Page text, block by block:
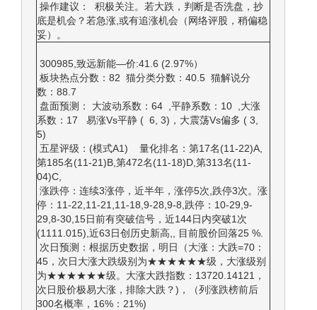
操作建议： 积极关注。若大跌，判断是否洗盘，抄
底是机会？若急涨,或有追涨机会（网络评股，稍偏稳
妥）。
300985,致远新能—价:41.6 (2.97%）
板块热点分数：82 猫分类分数：40.5 猫解说分
数：88.7
盘面预测： 大波动系数：64 ,平静系数：10 ,大涨
系数：17 易涨Vs平静 ( 6, 3)，大震荡Vs偏多 ( 3,
5)
五星评级：(模式A1) 量化排名：第17名(11-22)A,
第185名(11-21)B,第472名(11-18)D,第313名(11-
04)C,
涨跌停：连续3涨停，近半年，涨停5次,跌停3次。涨
停：11-22,11-21,11-18,9-28,9-8,跌停：10-29,9-
29,8-30,15日前有突破信号，近144日内突破1次
(1111.015),近63日创历史新高,, 目前股价回落25 %.
次日预测：根据历史数据，明日（大涨：大跌=70：
45，次日大涨大跌级别为★★★★★★级，大涨级别
为★★★★★★级。大涨大跌指数：13720.14121，
次日股价极易大涨，排除大跌？)，（列涨跌榜前后
300名概率，16%：21%)